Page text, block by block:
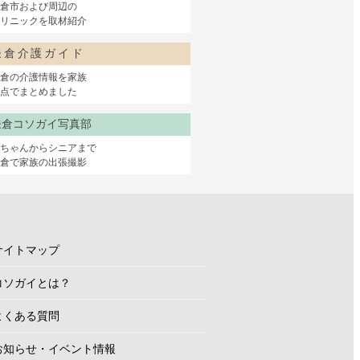
市および周辺の
ニックを取材紹介
倉介護ガイド
の介護情報を家族
でまとめました
コソガイ写真部
ゃんからシニアまで
で家族の出張撮影
イトマップ
ソガイとは？
くある質問
知らせ・イベント情報